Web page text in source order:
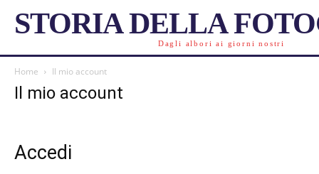
STORIA DELLA
Dagli albori ai giorni nostri
Home Il mio account
Il mio account
Accedi